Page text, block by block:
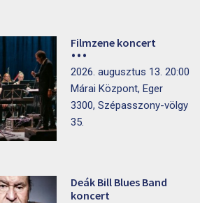
Filmzene koncert
2026. augusztus 13. 20:00
Márai Központ, Eger
3300, Szépasszony-völgy
35.
Deák Bill Blues Band
koncert